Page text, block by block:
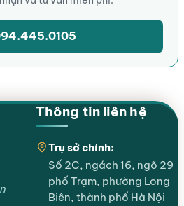
Thông tin liên hệ
Trụ sở chính:
Số 2C, ngách 16, ngõ 29
phố Trạm, phường Long
Biên, thành phố Hà Nội